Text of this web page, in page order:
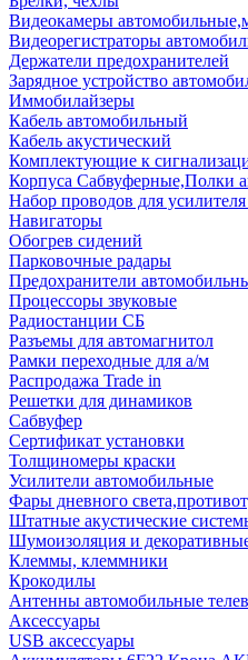
Видеокамеры
Видеорегистраторы
Держатели предохранителей
Зарядное устройство
Иммобилайзеры
Кабель автомобильный
Кабель акустический
Комплектующие к
Корпуса Сабвуферные,Полки
Набор проводов для
Навигаторы
Обогрев сидений
Парковочные радары
Предохранители
Процессоры звуковые
Радиостанции СБ
Разъемы для автомагнитол
Рамки переходные для а/м
Распродажа Trade in
Решетки для динамиков
Сабвуфер
Сертификат установки
Толщиномеры краски
Усилители автомобильные
Фары дневного
Штатные акустические
Шумоизоляция и
Клеммы, клеммники
Крокодилы
Антенны автомобильные
Аксессуары
USB аксессуары